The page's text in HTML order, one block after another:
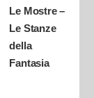
Le Mostre –
Le Stanze
della
Fantasia